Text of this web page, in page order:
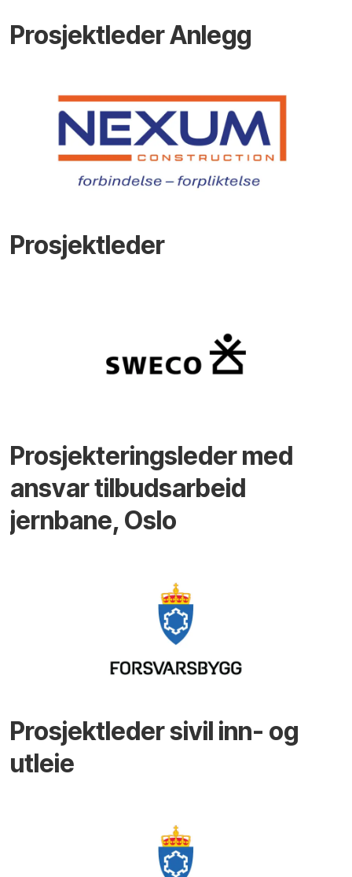
Prosjektleder Anlegg
Prosjektleder
Prosjekteringsleder med
ansvar tilbudsarbeid
jernbane, Oslo
Prosjektleder sivil inn- og
utleie